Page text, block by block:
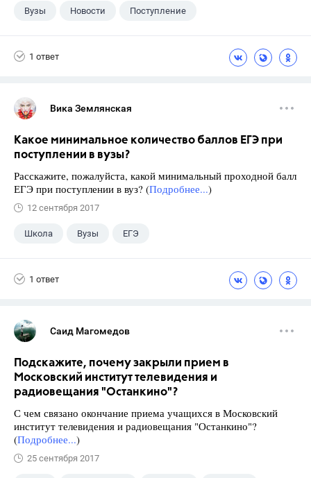
Вузы Новости Поступление
1 ответ
Вика Землянская
Какое минимальное количество баллов ЕГЭ при
поступлении в вузы?
Расскажите, пожалуйста, какой минимальный проходной балл
ЕГЭ при поступлении в вуз? (Подробнее...)
12 сентября 2017
Школа Вузы ЕГЭ
1 ответ
Саид Магомедов
Подскажите, почему закрыли прием в
Московский институт телевидения и
радиовещания "Останкино"?
С чем связано окончание приема учащихся в Московский
институт телевидения и радиовещания "Останкино"?
(Подробнее...)
25 сентября 2017